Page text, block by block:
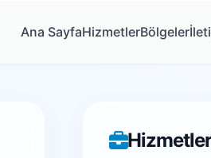
Ana SayfaHizmetlerBölgeler